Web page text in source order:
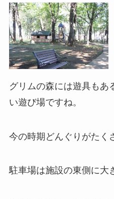
グリムの森には遊具もあ
い遊び場ですね。
今の時期どんぐりがたく
駐車場は施設の東側に大